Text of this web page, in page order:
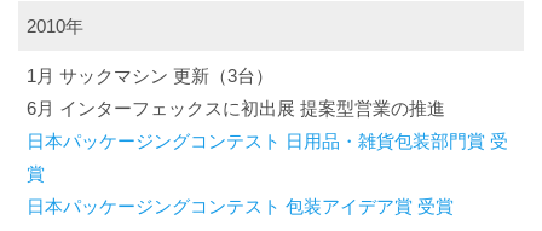
2010年
1月 サックマシン 更新（3台）
6月 インターフェックスに初出展 提案型営業の推進
日本パッケージングコンテスト 日用品・雑貨包装部門賞 受
賞
日本パッケージングコンテスト 包装アイデア賞 受賞